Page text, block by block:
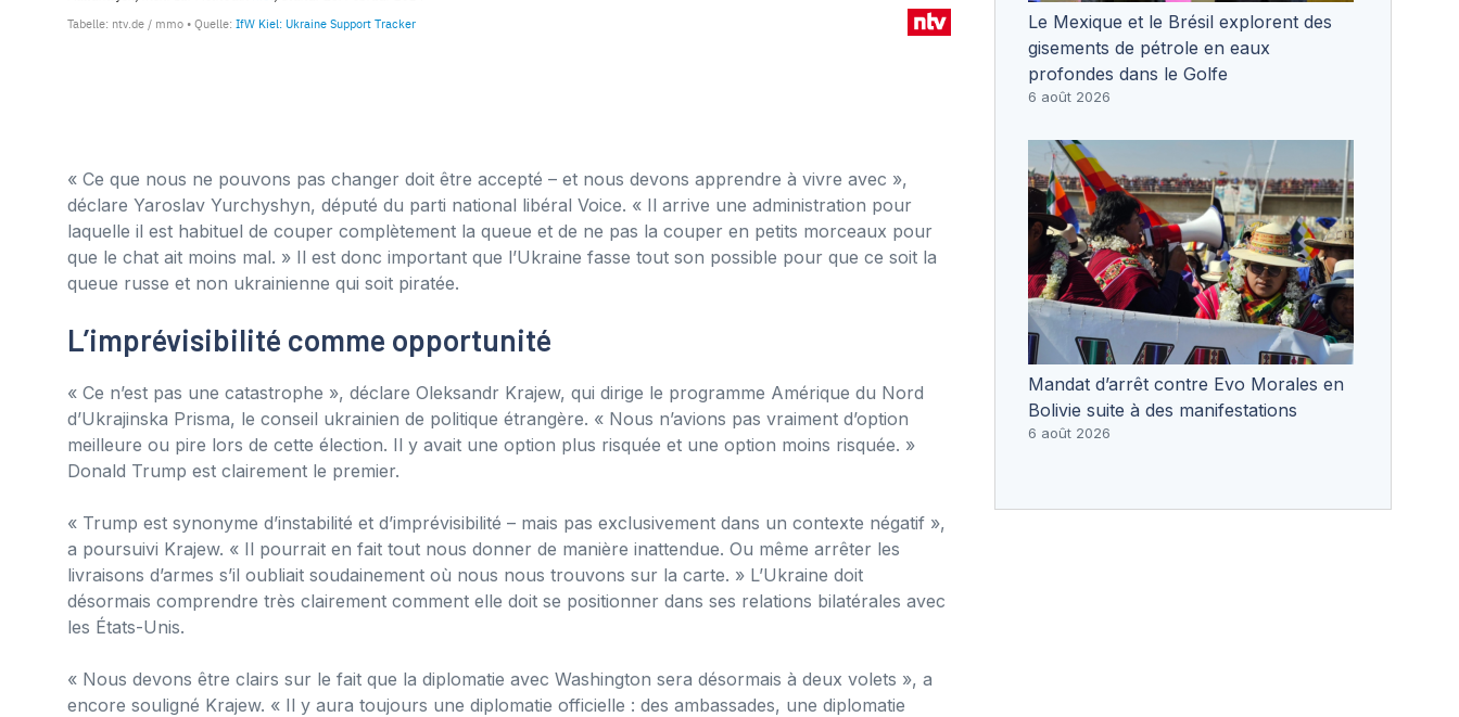
« Ce que nous ne pouvons pas changer doit être accepté – et nous devons apprendre à vivre avec »,
déclare Yaroslav Yurchyshyn, député du parti national libéral Voice. « Il arrive une administration pour
laquelle il est habituel de couper complètement la queue et de ne pas la couper en petits morceaux pour
que le chat ait moins mal. » Il est donc important que l’Ukraine fasse tout son possible pour que ce soit la
queue russe et non ukrainienne qui soit piratée.
L’imprévisibilité comme opportunité
« Ce n’est pas une catastrophe », déclare Oleksandr Krajew, qui dirige le programme Amérique du Nord
d’Ukrajinska Prisma, le conseil ukrainien de politique étrangère. « Nous n’avions pas vraiment d’option
meilleure ou pire lors de cette élection. Il y avait une option plus risquée et une option moins risquée. »
Donald Trump est clairement le premier.
« Trump est synonyme d’instabilité et d’imprévisibilité – mais pas exclusivement dans un contexte négatif »,
a poursuivi Krajew. « Il pourrait en fait tout nous donner de manière inattendue. Ou même arrêter les
livraisons d’armes s’il oubliait soudainement où nous nous trouvons sur la carte. » L’Ukraine doit
désormais comprendre très clairement comment elle doit se positionner dans ses relations bilatérales avec
les États-Unis.
« Nous devons être clairs sur le fait que la diplomatie avec Washington sera désormais à deux volets », a
encore souligné Krajew. « Il y aura toujours une diplomatie officielle : des ambassades, une diplomatie
Le Mexique et le Brésil explorent des
gisements de pétrole en eaux
profondes dans le Golfe
6 août 2026
Mandat d’arrêt contre Evo Morales en
Bolivie suite à des manifestations
6 août 2026